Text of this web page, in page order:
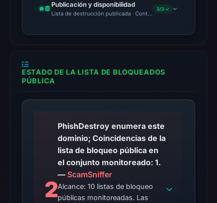
Publicación y disponibilidad
Lista de destrucción publicada · Content Observed
3/3 ✓
ESTADO DE LA LISTA DE BLOQUEADOS
PÚBLICA
2
PhishDestroy enumera este
dominio; Coincidencias de la
lista de bloqueo pública en
el conjunto monitoreado: 1.
— ScamSniffer
Alcance: 10 listas de bloqueo
públicas monitoreadas. Las